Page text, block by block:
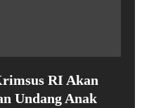
RI Akan
Undang Anak